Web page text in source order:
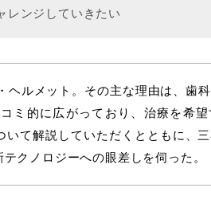
レンジしていきたい
ルメット。その主な理由は、歯
ミ的に広がっており、治療を希
て解説していただくとともに、
クノロジーへの眼差しを伺った。